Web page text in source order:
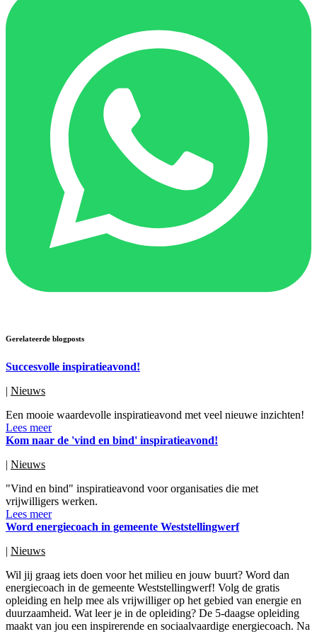
Gerelateerde blogposts
Succesvolle inspiratieavond!
| Nieuws
Een mooie waardevolle inspiratieavond met veel nieuwe inzichten!
Lees meer
Kom naar de 'vind en bind' inspiratieavond!
| Nieuws
"Vind en bind" inspiratieavond voor organisaties die met
vrijwilligers werken.
Lees meer
Word energiecoach in gemeente Weststellingwerf
| Nieuws
Wil jij graag iets doen voor het milieu en jouw buurt? Word dan
energiecoach in de gemeente Weststellingwerf! Volg de gratis
opleiding en help mee als vrijwilliger op het gebied van energie en
duurzaamheid. Wat leer je in de opleiding? De 5-daagse opleiding
maakt van jou een inspirerende en sociaalvaardige energiecoach. Na